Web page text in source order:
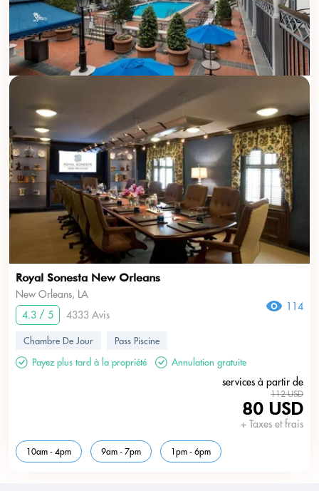
Royal Sonesta New Orleans
New Orleans, LA
4.3 / 5
4333 Avis
114
Chambre De Jour
Pass Piscine
Payez plus tard à la propriété
Annulation gratuite
services à partir de
112 USD
80 USD
+ Taxes et frais
10am - 4pm 9am - 7pm 1pm - 6pm